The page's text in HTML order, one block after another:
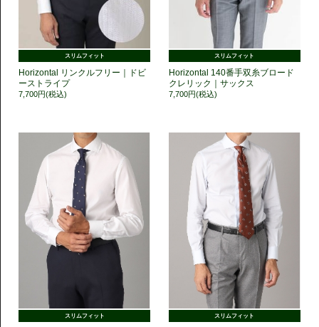
スリムフィット
Horizontal リンクルフリー｜ドビ
ーストライプ
7,700円(税込)
スリムフィット
Horizontal 140番手双糸ブロード
クレリック｜サックス
7,700円(税込)
スリムフィット スリムフィット